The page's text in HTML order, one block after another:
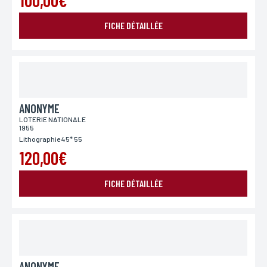
Téléphone
Si vous préférez que l’on vous contacte par téléphone,
vous pouvez indiquer votre numéro.
Code postal
Si vous souhaitez recevoir une réponse personnalisée,
vous pouvez nous laisser votre code postal.
FICHE DÉTAILLÉE
ANONYME
LOTERIE NATIONALE
1955
Lithographie 45* 55
120,00€
FICHE DÉTAILLÉE